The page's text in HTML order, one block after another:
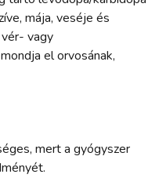
mája, veséje és
vagy
el orvosának,
mert a gyógyszer